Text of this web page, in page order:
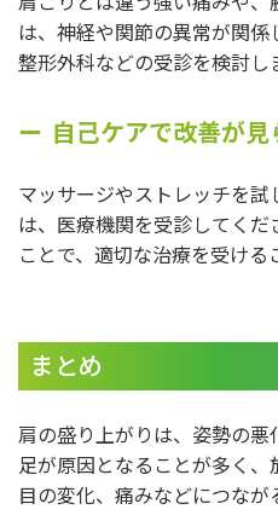
は、神経や関節の異常が関係
整形外科などの受診を検討し
自己ケアで改善が
マッサージやストレッチを
は、医療機関を受診してく
ことで、適切な治療を受ける
まとめ
肩の盛り上がりは、姿勢の
足が原因となることが多く
目の変化、痛みなどにつなが